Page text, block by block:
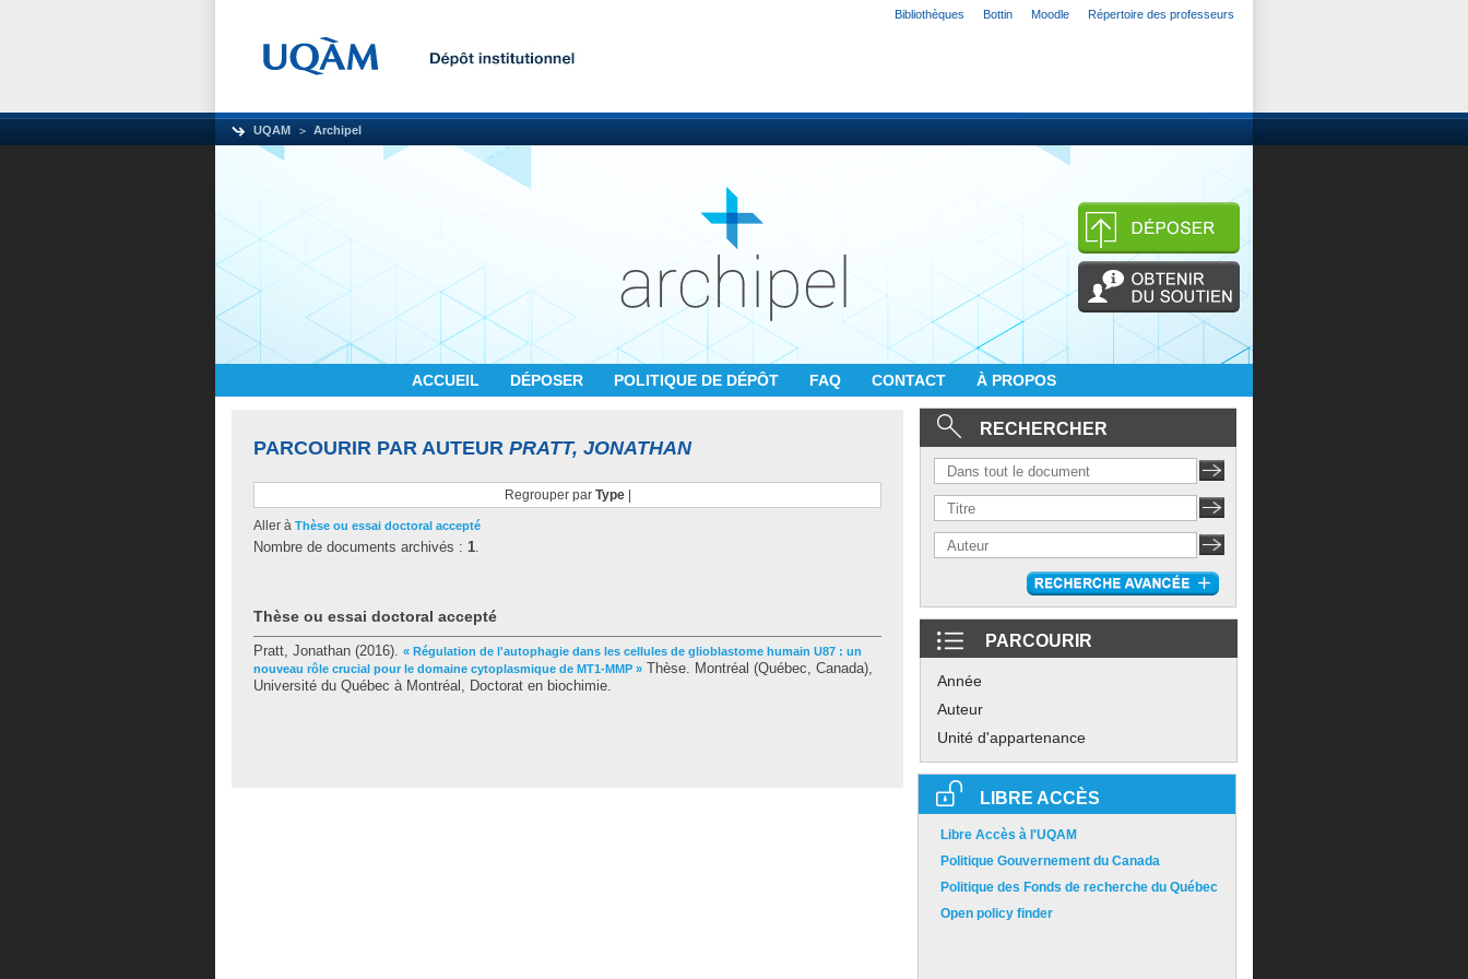
Bibliothèques Bottin Moodle Répertoire des professeurs
UQAM Archipel
ACCUEIL DÉPOSER POLITIQUE DE DÉPÔT FAQ CONTACT À PROPOS
PARCOURIR PAR AUTEUR PRATT, JONATHAN
Regrouper par Type|
Aller à Thèse ou essai doctoral accepté
Nombre de documents archivés : 1.
Thèse ou essai doctoral accepté
Pratt, Jonathan (2016). « Régulation de l'autophagie dans les cellules de glioblastome humain U87 : un
nouveau rôle crucial pour le domaine cytoplasmique de MT1-MMP » Thèse. Montréal (Québec, Canada),
Université du Québec à Montréal, Doctorat en biochimie.
RECHERCHER
PARCOURIR
Année
Auteur
Unité d'appartenance
LIBRE ACCÈS
Libre Accès à l'UQAM
Politique Gouvernement du Canada
Politique des Fonds de recherche du Québec
Open policy finder